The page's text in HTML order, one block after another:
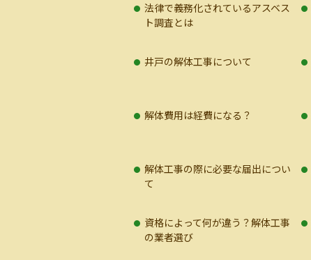
法律で義務化されているアスベス
ト調査とは
井戸の解体工事について
解体費用は経費になる？
解体工事の際に必要な届出につい
て
資格によって何が違う？解体工事
の業者選び